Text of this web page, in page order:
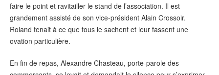
faire le point et ravitailler le stand de l’association. Il est
grandement assisté de son vice-président Alain Crossoir.
Roland tenait à ce que tous le sachent et leur fassent une
ovation particulière.
En fin de repas, Alexandre Chasteau, porte-parole des